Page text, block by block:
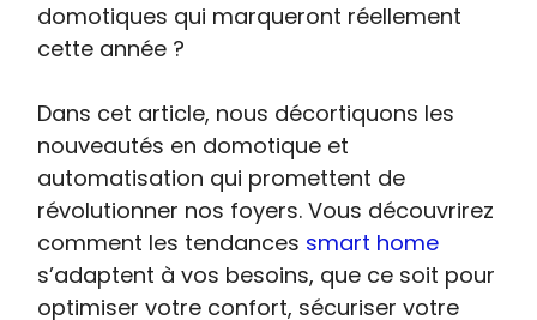
domotiques qui marqueront réellement
cette année ?
Dans cet article, nous décortiquons les
nouveautés en domotique et
automatisation qui promettent de
révolutionner nos foyers. Vous découvrirez
comment les tendances smart home
s’adaptent à vos besoins, que ce soit pour
optimiser votre confort, sécuriser votre